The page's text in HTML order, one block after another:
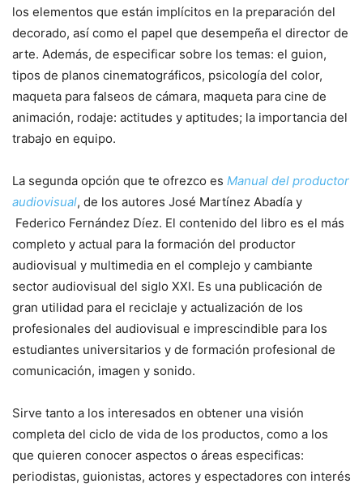
los elementos que están implícitos en la preparación del
decorado, así como el papel que desempeña el director de
arte. Además, de especificar sobre los temas: el guion,
tipos de planos cinematográficos, psicología del color,
maqueta para falseos de cámara, maqueta para cine de
animación, rodaje: actitudes y aptitudes; la importancia del
trabajo en equipo.
La segunda opción que te ofrezco es Manual del productor
audiovisual, de los autores José Martínez Abadía y
Federico Fernández Díez. El contenido del libro es el más
completo y actual para la formación del productor
audiovisual y multimedia en el complejo y cambiante
sector audiovisual del siglo XXI. Es una publicación de
gran utilidad para el reciclaje y actualización de los
profesionales del audiovisual e imprescindible para los
estudiantes universitarios y de formación profesional de
comunicación, imagen y sonido.
Sirve tanto a los interesados en obtener una visión
completa del ciclo de vida de los productos, como a los
que quieren conocer aspectos o áreas especificas:
periodistas, guionistas, actores y espectadores con interés